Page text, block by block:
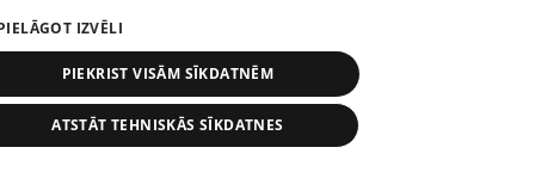
FOTO: Vieta romantikai un ballītēm. Kā Andrejeva un
Aišpurs...
Stops Times
IZVĒLI
PIEKRIST VISĀM SĪKDATNĒM
ATSTĀT TEHNISKĀS SĪKDATNES